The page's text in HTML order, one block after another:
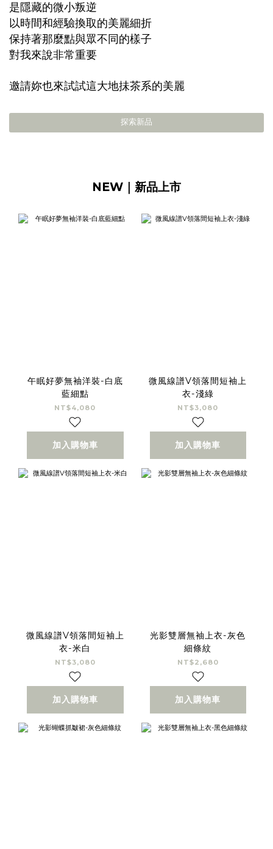
是隱藏的微小叛逆
以時間和經驗換取的美麗細折
保持著那麼點與眾不同的樣子
對我來說非常重要
邀請妳也來試試這大地抺茶系的美麗
探索新品
NEW｜新品上市
午眠好夢無袖洋裝-白底
藍細點
NT$4,080
加入購物車
微風線譜V領落間短袖上
衣-淺綠
NT$3,080
加入購物車
微風線譜V領落間短袖上
衣-米白
NT$3,080
加入購物車
光影雙層無袖上衣-灰色
細條紋
NT$2,680
加入購物車